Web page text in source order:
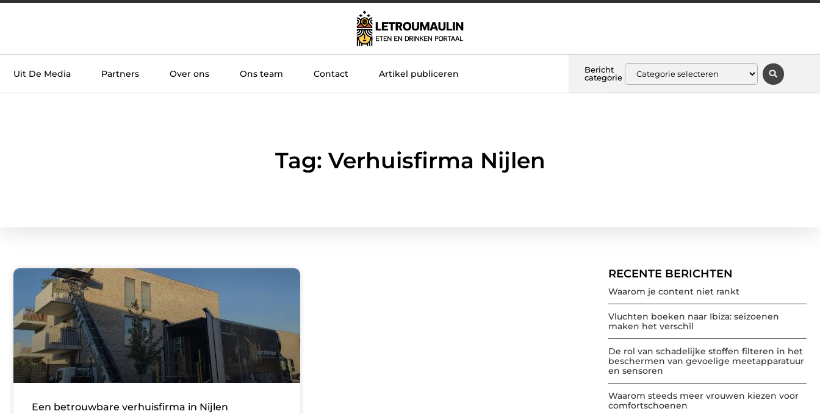
Uit De Media Partners Over ons Ons team Contact Artikel publiceren
Bericht
categorie
Tag: Verhuisfirma Nijlen
RECENTE BERICHTEN
Waarom je content niet rankt
Vluchten boeken naar Ibiza: seizoenen
maken het verschil
De rol van schadelijke stoffen filteren in het
beschermen van gevoelige meetapparatuur
en sensoren
Waarom steeds meer vrouwen kiezen voor
comfortschoenen
Een betrouwbare verhuisfirma in Nijlen